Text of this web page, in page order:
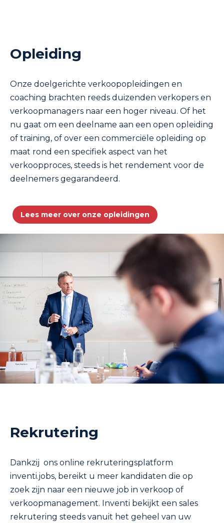
Opleiding
Onze doelgerichte verkoopopleidingen en
coaching brachten reeds duizenden verkopers en
verkoopmanagers naar een hoger niveau. Of het
nu gaat om een deelname aan een open opleiding
of training, of over een commerciële opleiding op
maat rond een specifiek aspect van het
verkoopproces, steeds is het rendement voor de
deelnemers gegarandeerd.
Lees meer over onze opleidingen
Rekrutering
Dankzij ons online rekruteringsplatform
inventi.jobs, bereikt u meer kandidaten die op
zoek zijn naar een nieuwe job in verkoop of
verkoopmanagement. Inventi bekijkt een sales
rekrutering steeds vanuit het geheel van uw